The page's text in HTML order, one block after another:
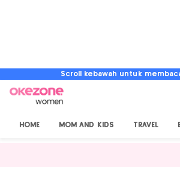
Scroll kebawah untuk
HOME MOM AND KIDS TRAVEL